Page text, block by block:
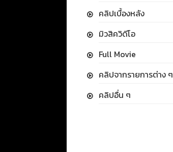
คลิปเบื้องหลัง
มิวสิควิดีโอ
Full Movie
คลิปจากรายการต่าง ๆ
คลิปอื่น ๆ